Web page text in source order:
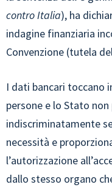
contro Italia), ha
indagine finanziaria
Convenzione (tutela
I dati bancari toccano
persone e lo Stato non
indiscriminatamente
necessità e
l’autorizzazione
dallo stesso organo